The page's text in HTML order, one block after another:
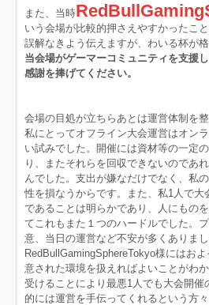
また、当時
いう会場が比較的押さえやすかったこ
誤解なきよう伝えますが、わいる杯が
当会場がゲーマーコミュニティを支援
感謝を捧げてください。
会場の目処が立ちらあとは運営体制を
私にとってオフライン大会運営はオン
い試みでした。開催には資材等の一定
り、またそれらを回収できないのであ
んでした。支出が嫌なだけでなく、私
性を損なうからです。また、私1人で大
であることは明らかであり、人にもの
てこれもまた１つのハードルでした。
意、当日の運営など不安が多くありま
RedBullGamingSphereTokyo様にはお
意された環境を扱えればよいことがわ
受けることにより最悪1人でも大会開催
的には運営を手伝ってくれるという方